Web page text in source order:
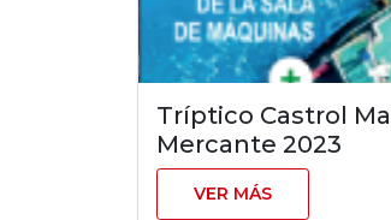
Tríptico Castrol
Mercante 2023
VER MÁS